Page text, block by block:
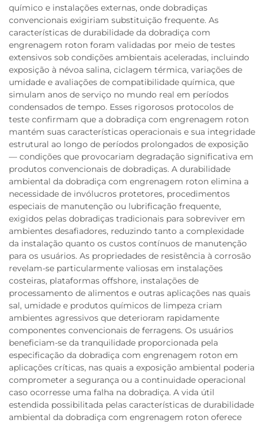
químico e instalações externas, onde dobradiças
convencionais exigiriam substituição frequente. As
características de durabilidade da dobradiça com
engrenagem roton foram validadas por meio de testes
extensivos sob condições ambientais aceleradas, incluindo
exposição à névoa salina, ciclagem térmica, variações de
umidade e avaliações de compatibilidade química, que
simulam anos de serviço no mundo real em períodos
condensados de tempo. Esses rigorosos protocolos de
teste confirmam que a dobradiça com engrenagem roton
mantém suas características operacionais e sua integridade
estrutural ao longo de períodos prolongados de exposição
— condições que provocariam degradação significativa em
produtos convencionais de dobradiças. A durabilidade
ambiental da dobradiça com engrenagem roton elimina a
necessidade de invólucros protetores, procedimentos
especiais de manutenção ou lubrificação frequente,
exigidos pelas dobradiças tradicionais para sobreviver em
ambientes desafiadores, reduzindo tanto a complexidade
da instalação quanto os custos contínuos de manutenção
para os usuários. As propriedades de resistência à corrosão
revelam-se particularmente valiosas em instalações
costeiras, plataformas offshore, instalações de
processamento de alimentos e outras aplicações nas quais
sal, umidade e produtos químicos de limpeza criam
ambientes agressivos que deterioram rapidamente
componentes convencionais de ferragens. Os usuários
beneficiam-se da tranquilidade proporcionada pela
especificação da dobradiça com engrenagem roton em
aplicações críticas, nas quais a exposição ambiental poderia
comprometer a segurança ou a continuidade operacional
caso ocorresse uma falha na dobradiça. A vida útil
estendida possibilitada pelas características de durabilidade
ambiental da dobradiça com engrenagem roton oferece